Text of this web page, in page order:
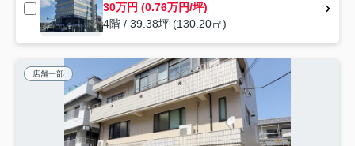
30万円 (0.76万円/坪)
4階 / 39.38坪 (130.20㎡)
店舗一部